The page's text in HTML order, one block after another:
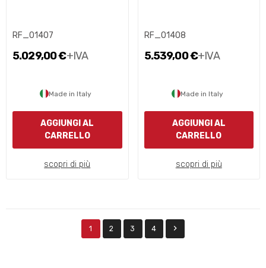
RF_01407
5.029,00 €+IVA
Made in Italy
AGGIUNGI AL
CARRELLO
scopri di più
RF_01408
5.539,00 €+IVA
Made in Italy
AGGIUNGI AL
CARRELLO
scopri di più
1 2 3 4 